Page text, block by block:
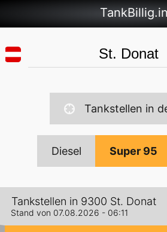
TankBillig.in
Tankstellen in
Diesel Super 95
Tankstellen in 9300 St. Donat
Stand von 07.08.2026 - 06:11